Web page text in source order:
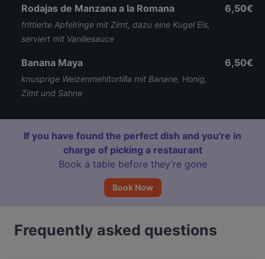
Rodajas de Manzana a la Romana
frittierte Apfelringe mit Zimt, dazu eine Kugel Eis,
serviert mit Vanillesauce
6,50€
Banana Maya
knusprige Weizenmehltortilla mit Banane, Honig,
Zimt und Sahne
6,50€
If you have found the perfect dish and you're in
charge of picking a restaurant
Book a table before they’re gone
Book Now
Frequently asked questions